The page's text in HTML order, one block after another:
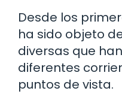
Desde los
ha sido objeto
diversas que
diferentes
puntos de vista.